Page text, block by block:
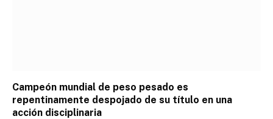
Campeón mundial de peso pesado es
repentinamente despojado de su título en una
acción disciplinaria